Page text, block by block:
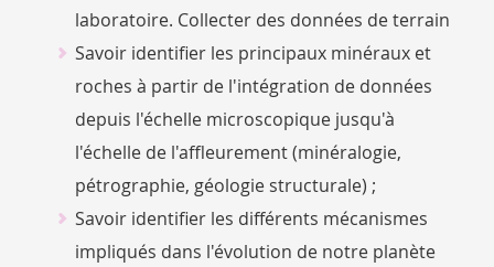
laboratoire. Collecter des données de terrain
Savoir identifier les principaux minéraux et
roches à partir de l'intégration de données
depuis l'échelle microscopique jusqu'à
l'échelle de l'affleurement (minéralogie,
pétrographie, géologie structurale) ;
Savoir identifier les différents mécanismes
impliqués dans l'évolution de notre planète